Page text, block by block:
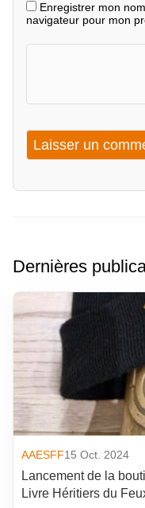
Enregistrer mon
navigateur pour mon
Dernières
AAESFF15 Oct. 2024
Lancement de la
Livre Héritiers du